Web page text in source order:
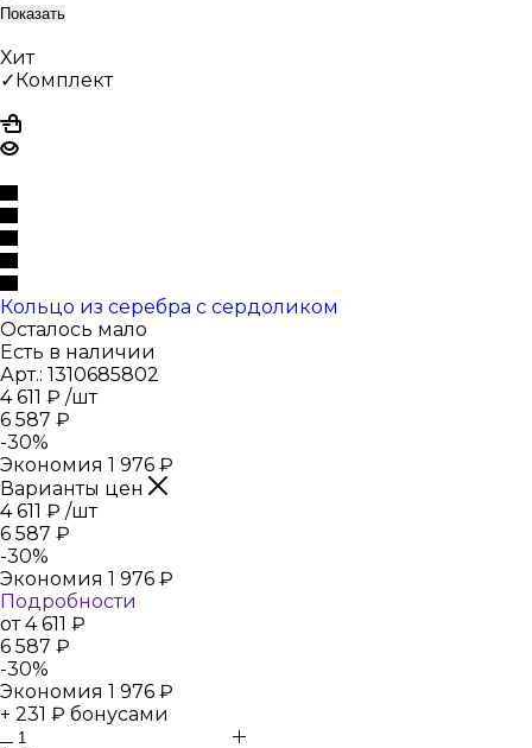
Показать
Хит
✓Комплект
Кольцо из серебра с сердоликом
Осталось мало
Есть в наличии
Арт.: 1310685802
4 611 ₽ /шт
6 587 ₽
-30%
Экономия 1 976 ₽
Варианты цен
4 611 ₽ /шт
6 587 ₽
-30%
Экономия 1 976 ₽
Подробности
от4 611 ₽
6 587 ₽
-30%
Экономия 1 976 ₽
+ 231 ₽ бонусами